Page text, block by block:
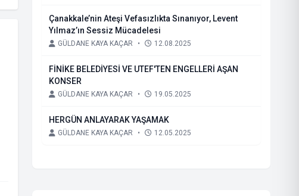
Çanakkale’nin Ateşi Vefasızlıkta Sınanıyor, Levent
Yılmaz’ın Sessiz Mücadelesi
GÜLDANE KAYA KAÇAR • 12.08.2025
FİNİKE BELEDİYESİ VE UTEF'TEN ENGELLERİ AŞAN
KONSER
GÜLDANE KAYA KAÇAR • 19.05.2025
HERGÜN ANLAYARAK YAŞAMAK
GÜLDANE KAYA KAÇAR • 12.05.2025